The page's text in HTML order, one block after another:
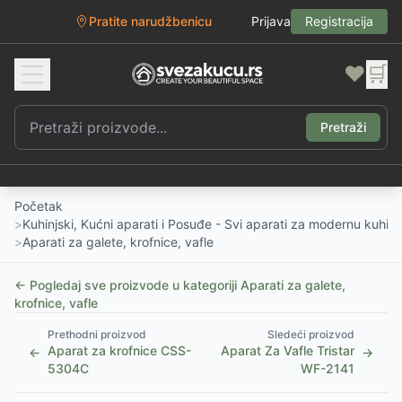
Pratite narudžbenicu Prijava Registracija
❤️ 🛒
Pretraži
Početak
>Kuhinjski, Kućni aparati i Posuđe - Svi aparati za modernu
>Aparati za galete, krofnice, vafle
← Pogledaj sve proizvode u kategoriji Aparati za galete,
krofnice, vafle
←
Prethodni proizvod
Aparat za krofnice CSS-
5304C
Sledeći proizvod
Aparat Za Vafle Tristar
WF-2141
→